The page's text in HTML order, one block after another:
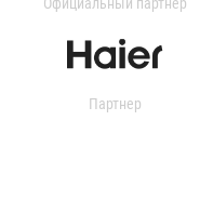
Официальный партнер
Партнер